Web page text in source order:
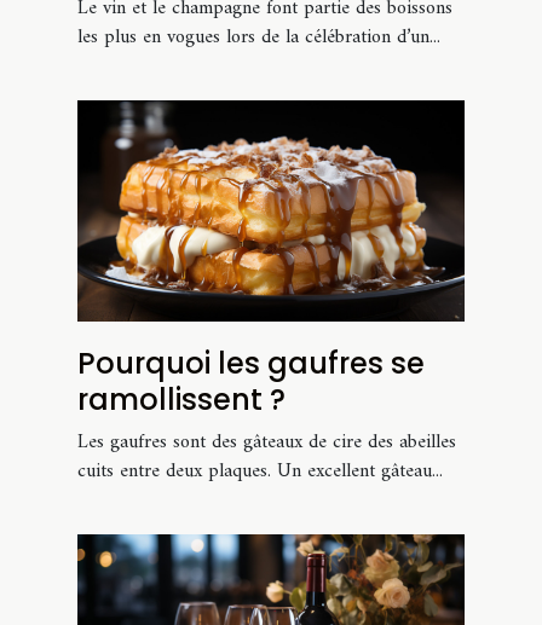
Le vin et le champagne font partie des boissons
les plus en vogues lors de la célébration d’un...
Pourquoi les gaufres se
ramollissent ?
Les gaufres sont des gâteaux de cire des abeilles
cuits entre deux plaques. Un excellent gâteau...